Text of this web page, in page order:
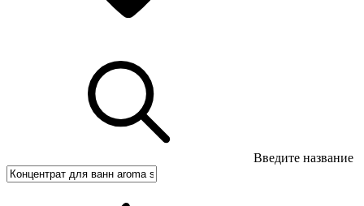
Введите название